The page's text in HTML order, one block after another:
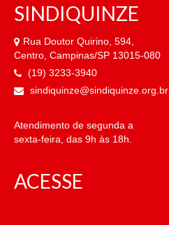
SINDIQUINZE
Rua Doutor Quirino, 594,
Centro, Campinas/SP 13015-080
(19) 3233-3940
sindiquinze@sindiquinze.org.br
Atendimento de segunda a
sexta-feira, das 9h às 18h.
ACESSE